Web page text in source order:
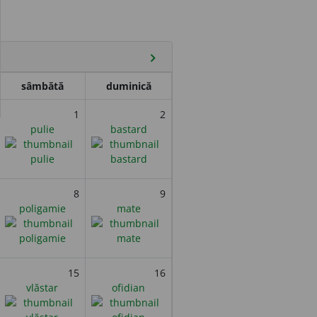
chevron_right
sâmbătă duminică
1
pulie
2
bastard
8
poligamie
9
mate
15
vlăstar
16
ofidian